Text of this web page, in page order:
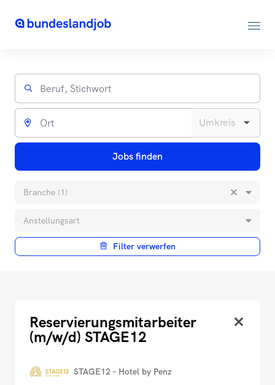
Jobs finden
Branche (1)
Anstellungsart
Filter verwerfen
Reservierungsmitarbeiter
(m/w/d) STAGE12
STAGE12 – Hotel by Penz